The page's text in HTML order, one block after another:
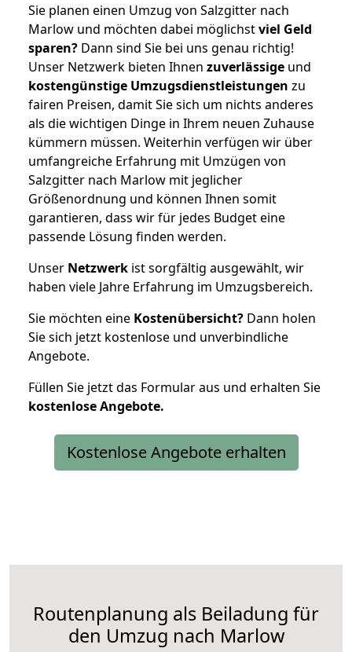
Sie planen einen Umzug von Salzgitter nach
Marlow und möchten dabei möglichstviel Geld
sparen? Dann sind Sie bei uns genau richtig!
Unser Netzwerk bieten Ihnen zuverlässige und
kostengünstige Umzugsdienstleistungen zu
fairen Preisen, damit Sie sich um nichts anderes
als die wichtigen Dinge in Ihrem neuen Zuhause
kümmern müssen. Weiterhin verfügen wir über
umfangreiche Erfahrung mit Umzügen von
Salzgitter nach Marlow mit jeglicher
Größenordnung und können Ihnen somit
garantieren, dass wir für jedes Budget eine
passende Lösung finden werden.
Unser Netzwerk ist sorgfältig ausgewählt, wir
haben viele Jahre Erfahrung im Umzugsbereich.
Sie möchten eine Kostenübersicht? Dann holen
Sie sich jetzt kostenlose und unverbindliche
Angebote.
Füllen Sie jetzt das Formular aus und erhalten Sie
kostenloseAngebote.
Kostenlose Angebote erhalten
Routenplanung als Beiladung für
den Umzug nach Marlow